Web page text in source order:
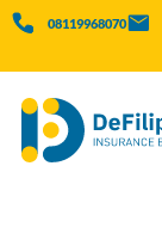
08119968070